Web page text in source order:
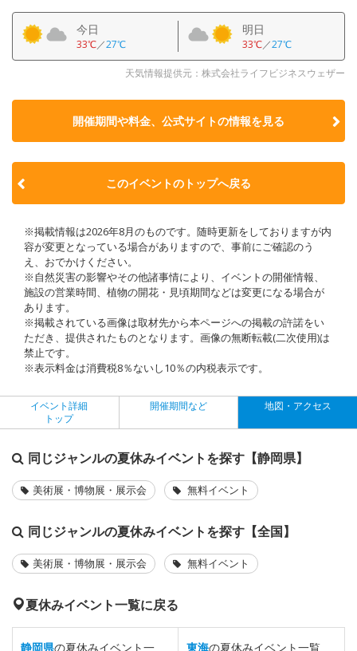
今日
33℃／27℃
明日
33℃／27℃
天気情報提供元：株式会社ライフビジネスウェザー
開催期間や料金、公式サイトの情報を見る
このイベントのトップへ戻る
※掲載情報は2026年8月のものです。随時更新をしておりますが内
容が変更となっている場合がありますので、事前にご確認のう
え、おでかけください。
※自然災害の影響やその他諸事情により、イベントの開催情報、
施設の営業時間、植物の開花・見頃期間などは変更になる場合が
あります。
※掲載されている画像は取材先から本ページへの掲載の許諾をい
ただき、提供されたものとなります。画像の無断転載(二次使用)は
禁止です。
※表示料金は消費税8％ないし10％の内税表示です。
イベント詳細
トップ
開催期間など 地図・アクセス
同じジャンルの夏休みイベントを探す【静岡県】
美術展・博物展・展示会 無料イベント
同じジャンルの夏休みイベントを探す【全国】
美術展・博物展・展示会 無料イベント
夏休みイベント一覧に戻る
静岡県の夏休みイベント一 東海の夏休みイベント一覧